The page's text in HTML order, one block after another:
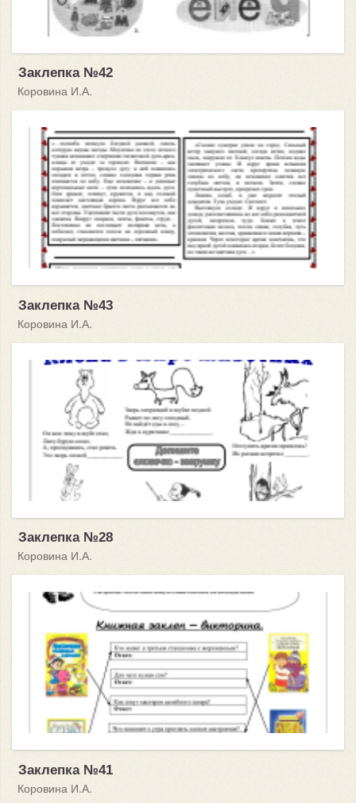
Заклепка №42
Коровина И.А.
Заклепка №43
Коровина И.А.
Заклепка №28
Коровина И.А.
Заклепка №41
Коровина И.А.